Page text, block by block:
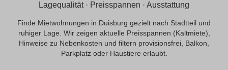
Lagequalität · Preisspannen · Ausstattung
Finde Mietwohnungen in Duisburg gezielt nach Stadtteil und
ruhiger Lage. Wir zeigen aktuelle Preisspannen (Kaltmiete),
Hinweise zu Nebenkosten und filtern provisionsfrei, Balkon,
Parkplatz oder Haustiere erlaubt.